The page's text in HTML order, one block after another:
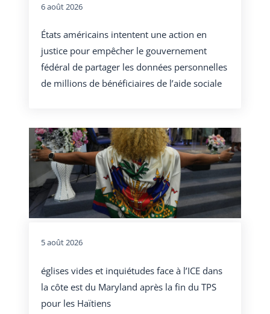
6 août 2026
États américains intentent une action en
justice pour empêcher le gouvernement
fédéral de partager les données personnelles
de millions de bénéficiaires de l’aide sociale
5 août 2026
églises vides et inquiétudes face à l’ICE dans
la côte est du Maryland après la fin du TPS
pour les Haïtiens